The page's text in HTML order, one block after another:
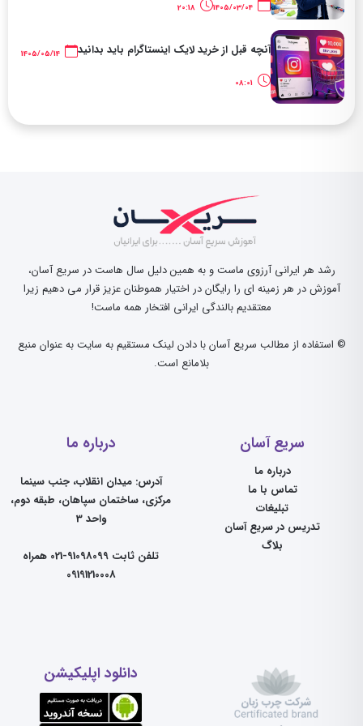
20:18
آنچه قبل از خرید لایک اینستاگرام باید بدانید
رشد هر ایرانی آرزوی ماست و به همین دلیل سال هاست در سریع آسان،
آموزش در هر زمینه ای را رایگان در اختیار هموطنان عزیز قرار می دهیم زیرا
معتقدیم بالندگی ایرانی افتخار همه ماست!
© استفاده از مطالب سریع آسان با دادن لینک مستقیم به سایت به عنوان منبع
بلامانع است.
سریع آسان
درباره ما
تماس با ما
تبلیغات
تدریس در سریع آسان
بلاگ
درباره ما
آدرس: میدان انقلاب، جنب سینما
مرکزی، ساختمان سپاهان، طبقه دوم،
واحد 3
تلفن ثابت 91098099-021 همراه
09191210008
دانلود اپلیکیشن